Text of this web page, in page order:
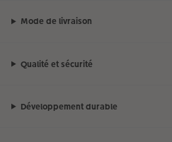
Mode de livraison
Qualité et sécurité
Développement durable